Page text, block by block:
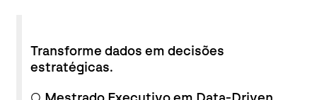
Transforme dados em decisões
estratégicas.